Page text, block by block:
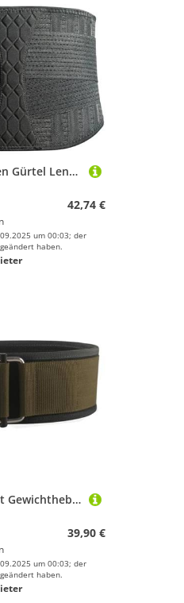
1PC Gewichtheben Gürtel Lenden Unterstützung Klammer for Fitness Sport Männer Frauen Für Krafttraining Gewichtheben(M)
42,74 €
um 00:03; der
haben.
Einstellbare Sport Gewichtheben Powerlift Gürtel Squat Training Lendenwirbelstütze Bund Band Fitness Hantel Langhantel Kreuzheben Für Krafttraining Gewichtheben(Deep Green,M(waist 70-80cm))
39,90 €
um 00:03; der
haben.